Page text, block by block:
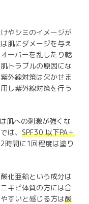
やシミのイメージが
肌にダメージを与え
ーバーを乱したり乾
トラブルの原因にな
外線対策は欠かせま
し紫外線対策を行う
肌への刺激が強くな
は、SPF30 以下PA＋
時間に1回程度は塗り
化亜鉛という成分は
キビ体質の方には合
すいと感じる方は酸